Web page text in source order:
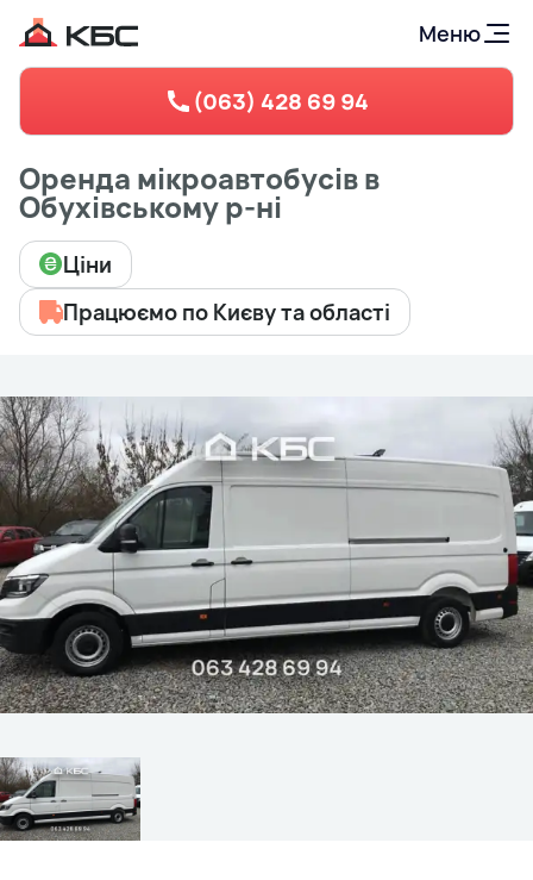
Меню
(063) 428 69 94
Оренда мікроавтобусів в
Обухівському р-ні
Ціни
Працюємо по Києву та області